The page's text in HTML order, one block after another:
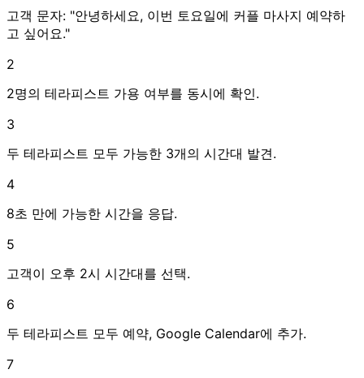
고객 문자: "안녕하세요, 이번 토요일에 커플 마사지 예약하
고 싶어요."
2
2명의 테라피스트 가용 여부를 동시에 확인.
3
두 테라피스트 모두 가능한 3개의 시간대 발견.
4
8초 만에 가능한 시간을 응답.
5
고객이 오후 2시 시간대를 선택.
6
두 테라피스트 모두 예약, Google Calendar에 추가.
7